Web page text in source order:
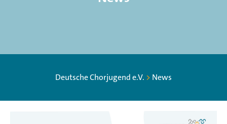
Deutsche Chorjugend e.V. > News